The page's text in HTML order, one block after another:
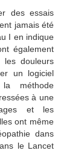
des essais
jamais été
I en indique
également
les douleurs
un logiciel
méthode
à une
et les
ont même
dans
le Lancet